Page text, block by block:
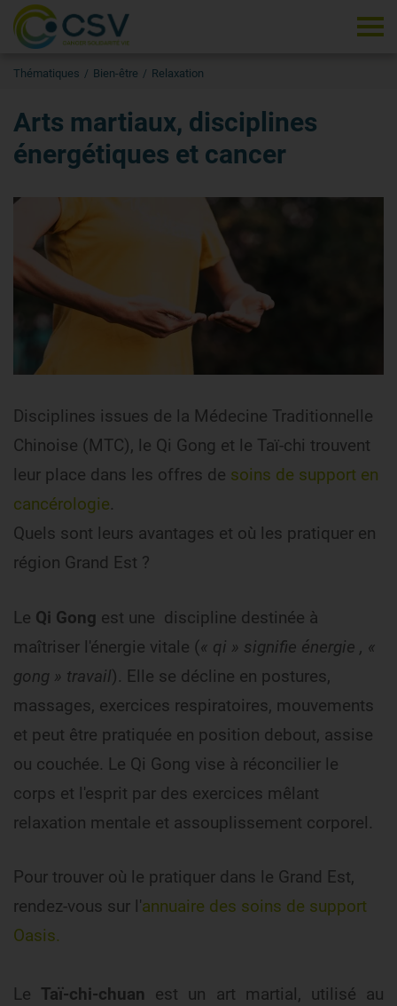
Thématiques Bien-être Relaxation
Arts martiaux, disciplines
énergétiques et cancer
Disciplines issues de la Médecine Traditionnelle
Chinoise (MTC), le Qi Gong et le Taï-chi trouvent
leur place dans les offres de soins de support en
cancérologie.
Quels sont leurs avantages et où les pratiquer en
région Grand Est ?
Le Qi Gong est une discipline destinée à
maîtriser l'énergie vitale (« qi » signifie énergie , «
gong » travail). Elle se décline en postures,
massages, exercices respiratoires, mouvements
et peut être pratiquée en position debout, assise
ou couchée. Le Qi Gong vise à réconcilier le
corps et l'esprit par des exercices mêlant
relaxation mentale et assouplissement corporel.
Pour trouver où le pratiquer dans le Grand Est,
rendez-vous sur l'annuaire des soins de support
Oasis.
Le Taï-chi-chuan est un art martial, utilisé au